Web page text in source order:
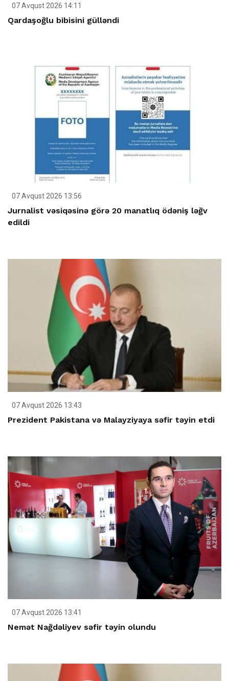
07 Avqust 2026 14:11
Qardaşoğlu bibisini gülləndi
07 Avqust 2026 13:56
Jurnalist vəsiqəsinə görə 20 manatlıq ödəniş ləğv
edildi
07 Avqust 2026 13:43
Prezident Pakistana və Malayziyaya səfir təyin etdi
07 Avqust 2026 13:41
Nemət Nağdəliyev səfir təyin olundu